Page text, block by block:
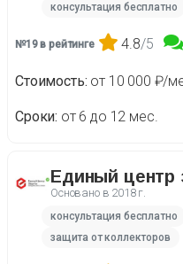
консультация бесплатно
№19 в рейтинге 4.8/5
Стоимость от 10 000 ₽/
Сроки от 6 до 12 мес.
Единый центр
Основано в 2018 г.
консультация бесплатно
защита от коллекторов